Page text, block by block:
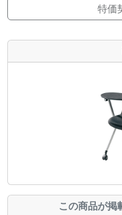
特価
この商品が掲